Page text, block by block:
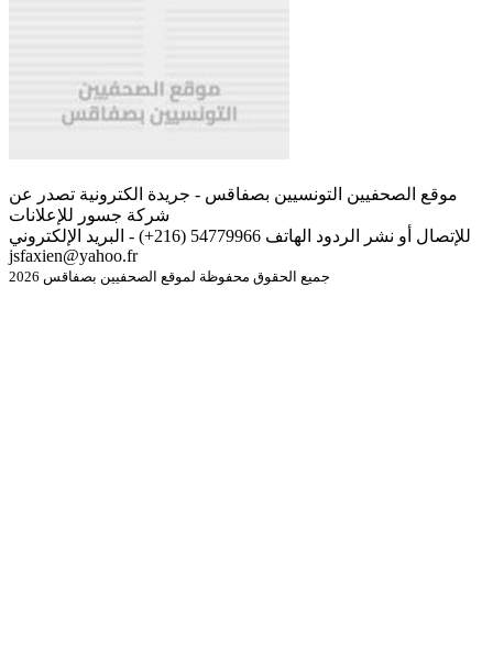
موقع الصحفيين التونسيين بصفاقس - جريدة الكترونية تصدر عن
شركة جسور للإعلانات
للإتصال أو نشر الردود الهاتف 54779966 (216+) - البريد الإلكتروني
jsfaxien@yahoo.fr
جميع الحقوق محفوظة لموقع الصحفيين بصفاقس 2026